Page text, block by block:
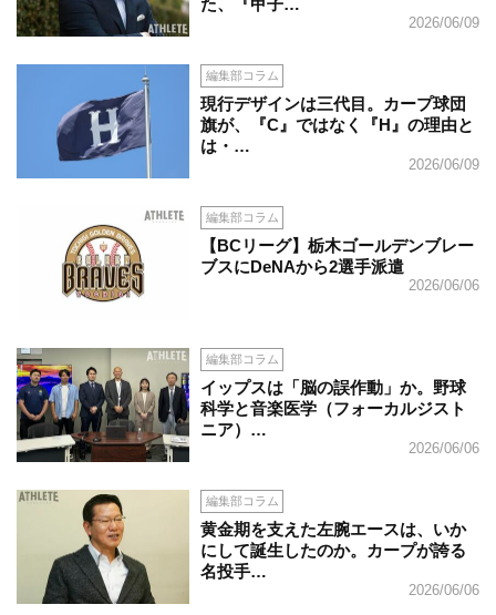
た、『甲子…
2026/06/09
編集部コラム
現行デザインは三代目。カープ球団
旗が、『C』ではなく『H』の理由と
は・…
2026/06/09
編集部コラム
【BCリーグ】栃木ゴールデンブレー
ブスにDeNAから2選手派遣
2026/06/06
編集部コラム
イップスは「脳の誤作動」か。野球
科学と音楽医学（フォーカルジスト
ニア）…
2026/06/06
編集部コラム
黄金期を支えた左腕エースは、いか
にして誕生したのか。カープが誇る
名投手…
2026/06/06